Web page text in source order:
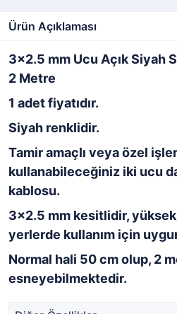
Ürün Açıklaması
3x2.5 mm Ucu Açık Siyah
2 Metre
1 adet fiyatıdır.
Siyah renklidir.
Tamir amaçlı veya özel
kullanabileceğiniz iki ucu
kablosu.
3x2.5 mm kesitlidir, yüksek
yerlerde kullanım için
Normal hali 50 cm olup, 2
esneyebilmektedir.